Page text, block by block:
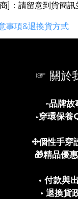
]：請留意到貨簡
事項&退換貨方式
☞ 關於
▫️品牌故
▫️穿環保養
✣個性手穿
🎁精品優
• 付款與
• 退換貨